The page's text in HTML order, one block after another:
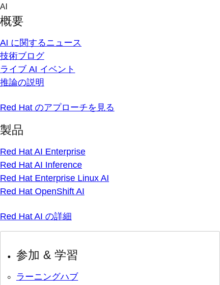
Skip
content
AI
概要
AI に関するニュース
技術ブログ
ライブ AI イベント
推論の説明
Red Hat のアプローチを見る
製品
Red Hat AI Enterprise
Red Hat AI Inference
Red Hat Enterprise Linux AI
Red Hat OpenShift AI
Red Hat AI の詳細
参加 & 学習
ラーニングハブ